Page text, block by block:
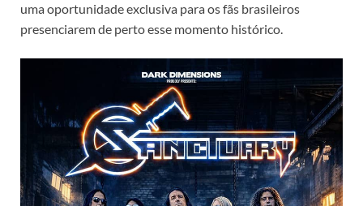
uma oportunidade exclusiva para os fãs brasileiros
presenciarem de perto esse momento histórico.